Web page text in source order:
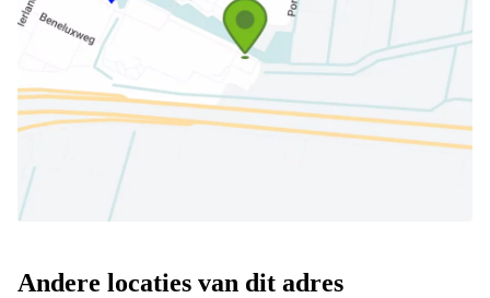
Andere locaties van dit adres